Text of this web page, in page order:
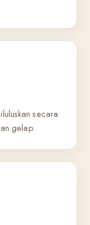
secara
gelap.